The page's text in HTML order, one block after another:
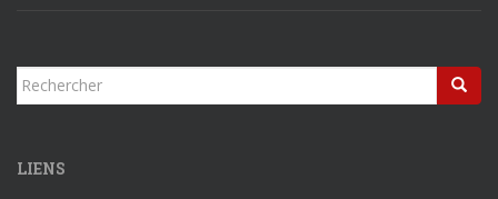
Rechercher...
LIENS